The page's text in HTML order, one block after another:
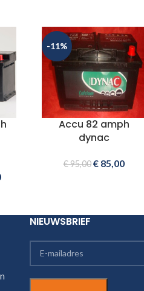
-11%
Accu 82 amph
dynac
€95,00€85,00
NIEUWSBRIEF